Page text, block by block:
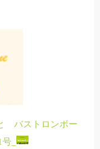
バストロンボー
号_